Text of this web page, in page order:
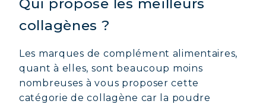
Qui propose les meilleurs
collagènes ?
Les marques de complément alimentaires,
quant à elles, sont beaucoup moins
nombreuses à vous proposer cette
catégorie de collagène car la poudre